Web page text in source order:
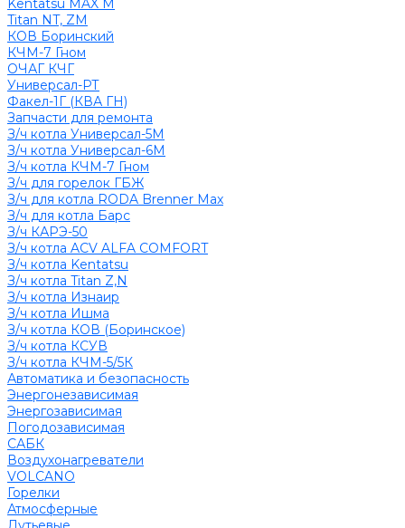
Kentatsu MAX M
Titan NT, ZM
КОВ Боринский
КЧМ-7 Гном
ОЧАГ КЧГ
Универсал-РТ
Факел-1Г (КВА ГН)
Запчасти для ремонта
З/ч котла Универсал-5М
З/ч котла Универсал-6М
З/ч котла КЧМ-7 Гном
З/ч для горелок ГБЖ
З/ч для котла RODA Brenner Max
З/ч для котла Барс
З/ч КАРЭ-50
З/ч котла ACV ALFA COMFORT
З/ч котла Kentatsu
З/ч котла Titan Z,N
З/ч котла Изнаир
З/ч котла Ишма
З/ч котла КОВ (Боринское)
З/ч котла КСУВ
З/ч котла КЧМ-5/5К
Автоматика и безопасность
Энергонезависимая
Энергозависимая
Погодозависимая
САБК
Воздухонагреватели
VOLCANO
Горелки
Атмосферные